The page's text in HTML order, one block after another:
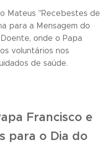
Mateus "Recebestes de
para a Mensagem do
onde o Papa
voluntários nos
de saúde.
Francisco e
para o Dia do